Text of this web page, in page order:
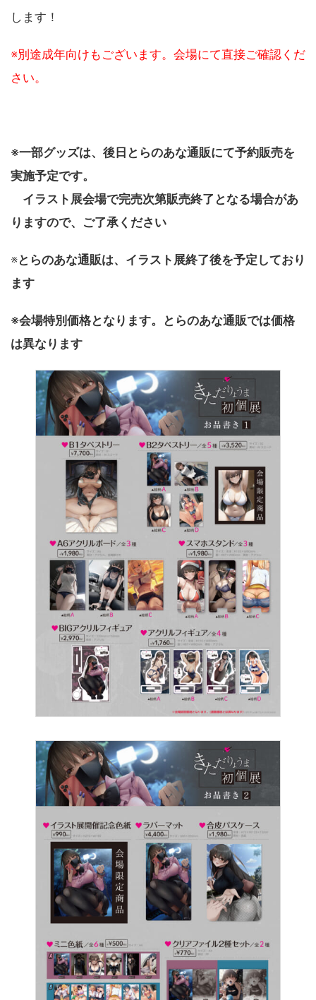
します！
※別途成年向けもございます。会場にて直接ご確認くだ
さい。
※一部グッズは、後日とらのあな通販にて予約販売を
実施予定です。
イラスト展会場で完売次第販売終了となる場合があ
りますので、ご了承ください
※とらのあな通販は、イラスト展終了後を予定しており
ます
※会場特別価格となります。とらのあな通販では価格
は異なります